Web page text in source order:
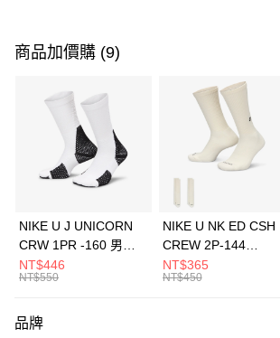
信用卡一次付款
3 期 0 利率 每期
合作金庫商業銀行
第一商業銀行
華南商業銀行
彰化商業銀行
上海商業儲蓄銀行
元大商業銀行
台灣樂天信用卡公司
Apple Pay
全盈+PAY
AFTEE先享後付
【關於「AFTEE先享後付」】
商品加價購 (9)
NIKE U J UNICORN
CRW 1PR -160 男女
中統襪 FZ3393100
NT$446
NT$550
NIKE U NK ED CSH
CREW 2P-144
EMBRDY 男女 短統襪
FZ3073133
NT$365
NT$450
品牌